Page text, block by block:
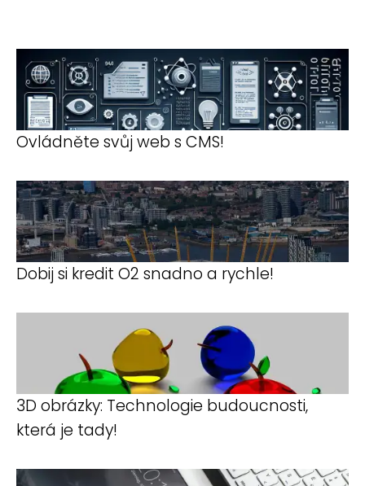
Ovládněte svůj web s CMS!
Dobij si kredit O2 snadno a rychle!
3D obrázky: Technologie budoucnosti,
která je tady!